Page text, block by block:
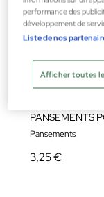
PANSEMENTS
Pansements
3,25 €
performance des
développement de
Liste de nos
Afficher toutes